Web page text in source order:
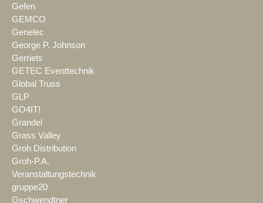
Gefen
GEMCO
Genelec
George P. Johnson
Gerriets
GETEC Eventtechnik
Global Truss
GLP
GO4IT!
Grandel
Grass Valley
Groh Distribution
Groh-P.A.
Veranstaltungstechnik
gruppe20
Gschwendtner